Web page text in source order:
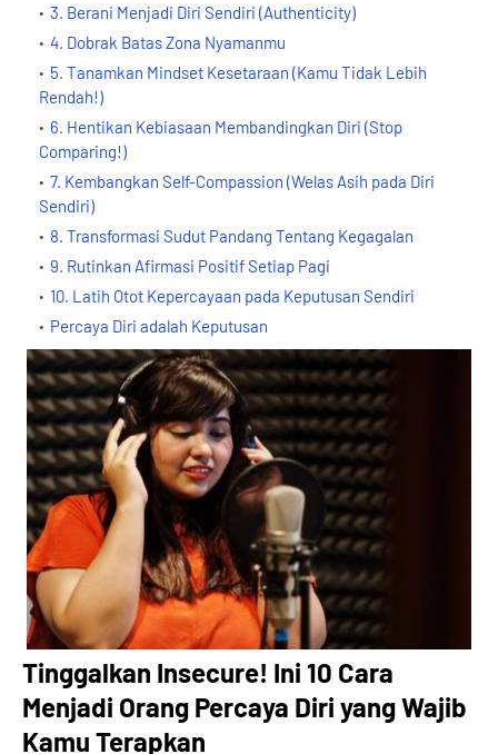
3. Berani Menjadi Diri Sendiri (Authenticity)
4. Dobrak Batas Zona Nyamanmu
5. Tanamkan Mindset Kesetaraan (Kamu Tidak Lebih
Rendah!)
6. Hentikan Kebiasaan Membandingkan Diri (Stop
Comparing!)
7. Kembangkan Self-Compassion (Welas Asih pada Diri
Sendiri)
8. Transformasi Sudut Pandang Tentang Kegagalan
9. Rutinkan Afirmasi Positif Setiap Pagi
10. Latih Otot Kepercayaan pada Keputusan Sendiri
Percaya Diri adalah Keputusan
Tinggalkan Insecure! Ini 10 Cara
Menjadi Orang Percaya Diri yang Wajib
Kamu Terapkan